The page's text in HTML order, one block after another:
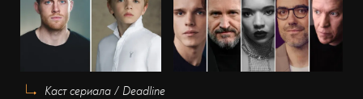
Каст сериала / Deadline